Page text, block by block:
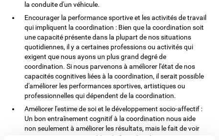
la conduite d'un véhicule.
Encourager la performance sportive et les activités de travail
qui impliquent la coordination : Bien que la coordination soit
une capacité présente dans la plupart de nos situations
quotidiennes, il y a certaines professions ou activités qui
exigent que nous ayons un plus grand degré de
coordination. Si nous parvenons à améliorer l'état de nos
capacités cognitives liées à la coordination, il serait possible
d'améliorer les performances sportives, artistiques ou
professionnelles qui dépendent de la coordination.
Améliorer l'estime de soi et le développement socio-affectif :
Un bon entraînement cognitif à la coordination nous aide
non seulement à améliorer les résultats, mais le fait de voir
que nous sommes capables de faire des choses qui étaient